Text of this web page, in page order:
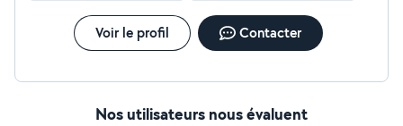
car j'ai une belle caisse à outils J'ai tout type d'appareils
disponible à la location ou même à la vente Avantage :
Possède un gros stock de pièces détachées pour tout
Voir le profil Contacter
Nos utilisateurs nous évaluent